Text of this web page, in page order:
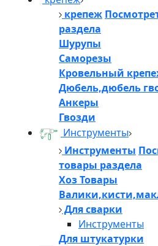
крепеж
раздела
Шурупы
Саморезы
Кровельный
Дюбель,дюбель
Анкеры
Гвозди
Инструменты
Инструменты
товары раздела
Хоз Товары
Для сварки
Инструменты
Для штукатурки